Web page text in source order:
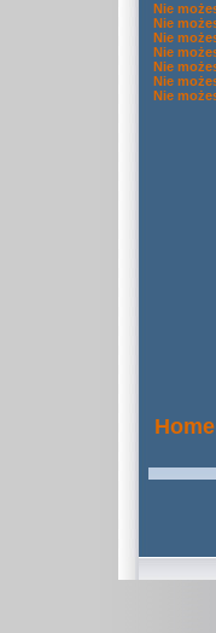
Nie
Nie
Nie
Nie
Nie
Nie
Nie
Home